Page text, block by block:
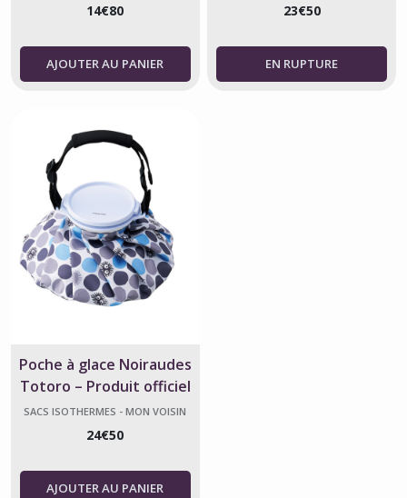
14€80
AJOUTER AU PANIER
23€50
Poche à glace Noiraudes
Totoro – Produit officiel
Ghibli
SACS ISOTHERMES - MON VOISIN
24€50
AJOUTER AU PANIER